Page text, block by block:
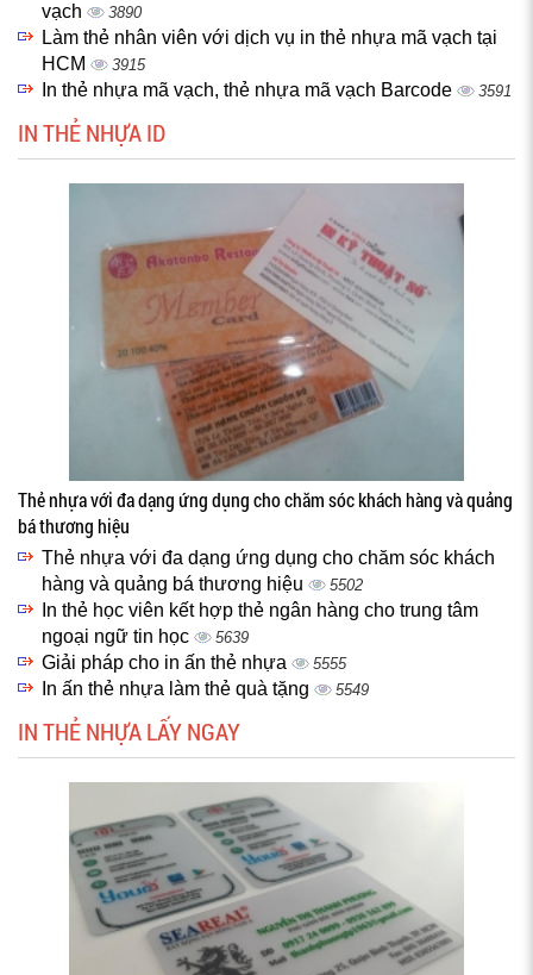
vạch
3890
Làm thẻ nhân viên với dịch vụ in thẻ nhựa mã vạch tại
HCM
3915
In thẻ nhựa mã vạch, thẻ nhựa mã vạch Barcode 3591
IN THẺ NHỰA ID
Thẻ nhựa với đa dạng ứng dụng cho chăm sóc khách hàng và quảng
bá thương hiệu
Thẻ nhựa với đa dạng ứng dụng cho chăm sóc khách
hàng và quảng bá thương hiệu
5502
In thẻ học viên kết hợp thẻ ngân hàng cho trung tâm
ngoại ngữ tin học
5639
Giải pháp cho in ấn thẻ nhựa 5555
In ấn thẻ nhựa làm thẻ quà tặng 5549
IN THẺ NHỰA LẤY NGAY